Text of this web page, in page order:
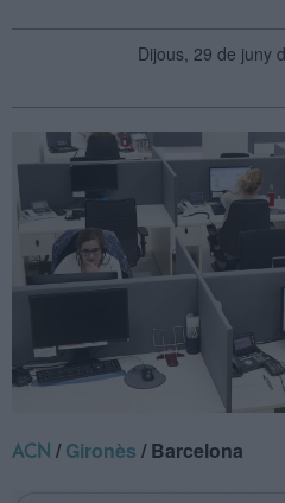
Dijous, 29 de juny
ACN /Gironès / Barcelona